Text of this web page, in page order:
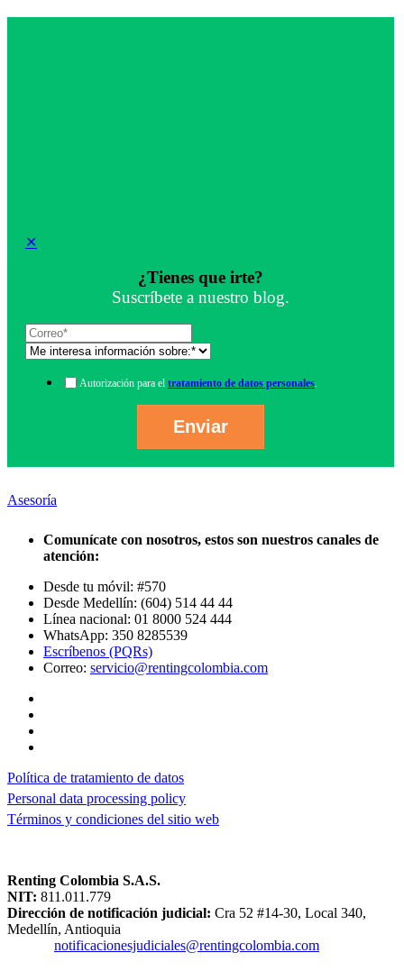
✕
¿Tienes que irte?
Suscríbete a nuestro blog.
Autorización para el tratamiento de datos personales.
Asesoría
Comunícate con nosotros, estos son nuestros canales de
atención:
Desde tu móvil: #570
Desde Medellín: (604) 514 44 44
Línea nacional: 01 8000 524 444
WhatsApp: 350 8285539
Escríbenos (PQRs)
Correo: servicio@rentingcolombia.com
Política de tratamiento de datos
Personal data processing policy
Términos y condiciones del sitio web
Renting Colombia S.A.S.
NIT: 811.011.779
Dirección de notificación judicial: Cra 52 #14-30, Local 340,
Medellín, Antioquia
notificacionesjudiciales@rentingcolombia.com